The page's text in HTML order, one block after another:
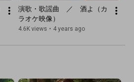
演歌・歌謡曲　／　酒よ（カ
ラオケ映像）
4.6K views • 4 years ago